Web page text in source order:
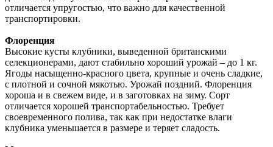
отличается упругостью, что важно для качественной
транспортировки.
Флоренция
Высокие кусты клубники, выведенной британскими
селекционерами, дают стабильно хороший урожай – до 1 кг.
Ягоды насыщенно-красного цвета, крупные и очень сладкие,
с плотной и сочной мякотью. Урожай поздний. Флоренция
хороша и в свежем виде, и в заготовках на зиму. Сорт
отличается хорошей транспортабельностью. Требует
своевременного полива, так как при недостатке влаги
клубника уменьшается в размере и теряет сладость.